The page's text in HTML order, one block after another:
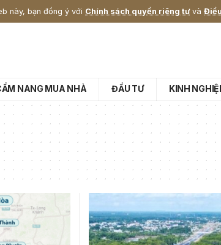
này, bạn đồng ý với Chính sách quyền riêng tưvà
NANG MUA NHÀ ĐẦU TƯ KINH